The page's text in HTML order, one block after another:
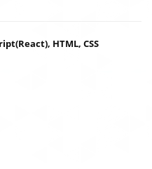
(React), HTML, CSS